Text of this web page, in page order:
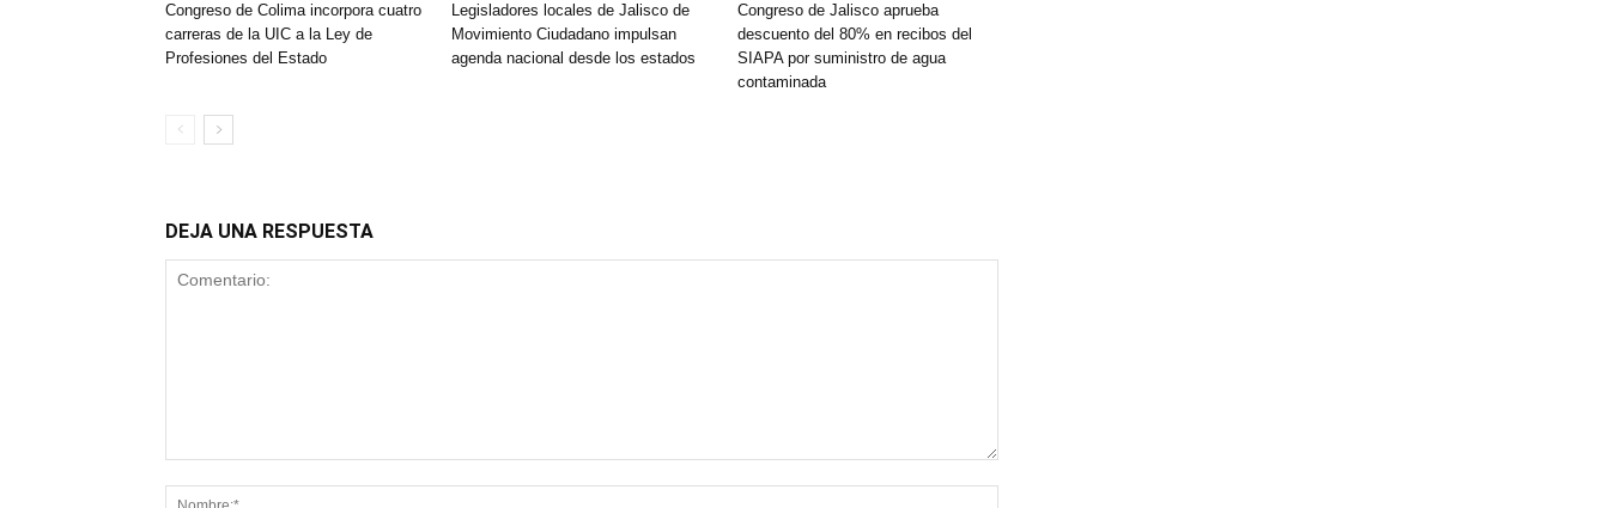
Congreso de Colima incorpora cuatro
carreras de la UIC a la Ley de
Profesiones del Estado
Legisladores locales de Jalisco de
Movimiento Ciudadano impulsan
agenda nacional desde los estados
Congreso de Jalisco aprueba
descuento del 80% en recibos del
SIAPA por suministro de agua
contaminada
DEJA UNA RESPUESTA